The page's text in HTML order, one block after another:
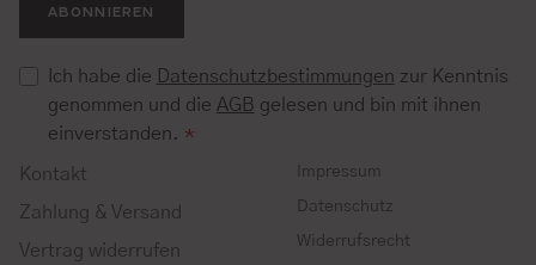
ABONNIEREN
Ich habe die Datenschutzbestimmungen zur Kenntnis
genommen und die AGB gelesen und bin mit ihnen
einverstanden. *
Kontakt
Zahlung & Versand
Vertrag widerrufen
Impressum
Datenschutz
Widerrufsrecht